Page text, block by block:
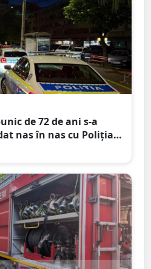
de 72 de ani s-a
nas în nas cu Poliția